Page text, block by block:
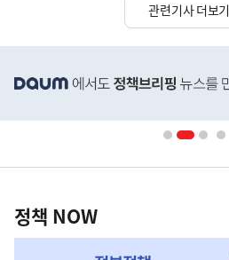
관련기사 더보기
단
영
책
NOW,
정책 NOW